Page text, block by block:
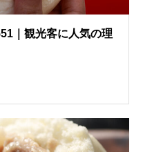
｜観光客に人気の理